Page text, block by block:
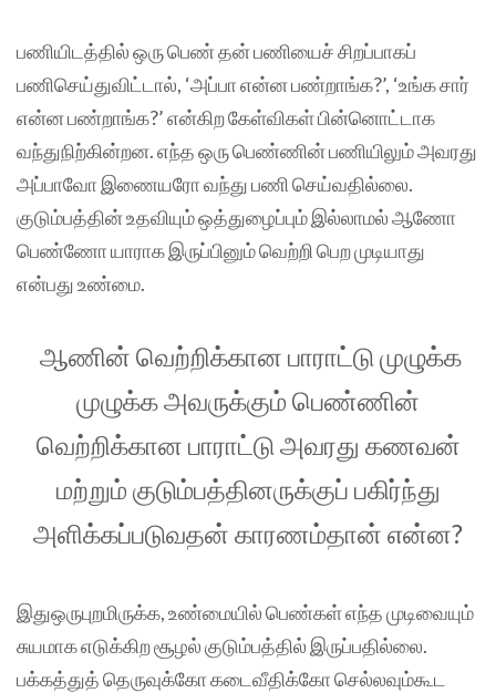
பணியிடத்தில் ஒரு பெண் தன் பணியைச் சிறப்பாகப்
பணிசெய்துவிட்டால், ‘அப்பா என்ன பண்றாங்க?’, ‘உங்க சார்
என்ன பண்றாங்க?’ என்கிற கேள்விகள் பின்னொட்டாக
வந்துநிற்கின்றன. எந்த ஒரு பெண்ணின் பணியிலும் அவரது
அப்பாவோ இணையரோ வந்து பணி செய்வதில்லை.
குடும்பத்தின் உதவியும் ஒத்துழைப்பும் இல்லாமல் ஆணோ
பெண்ணோ யாராக இருப்பினும் வெற்றி பெற முடியாது
என்பது உண்மை.
ஆணின் வெற்றிக்கான பாராட்டு முழுக்க
முழுக்க அவருக்கும் பெண்ணின்
வெற்றிக்கான பாராட்டு அவரது கணவன்
மற்றும் குடும்பத்தினருக்குப் பகிர்ந்து
அளிக்கப்படுவதன் காரணம்தான் என்ன?
இதுஒருபுறமிருக்க, உண்மையில் பெண்கள் எந்த முடிவையும்
சுயமாக எடுக்கிற சூழல் குடும்பத்தில் இருப்பதில்லை.
பக்கத்துத் தெருவுக்கோ கடைவீதிக்கோ செல்லவும்கூட